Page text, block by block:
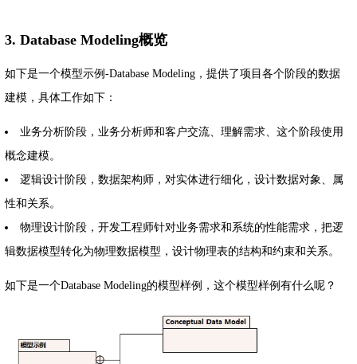
3. Database Modeling概览
如下是一个模型示例-Database Modeling，提供了项目各个阶段的数据
建模，具体工作如下：
业务分析阶段，业务分析师和客户交流、理解需求、这个阶段使用
概念建模。
逻辑设计阶段，数据架构师，对实体进行细化，设计数据对象、属
性和关系。
物理设计阶段，开发工程师针对业务需求和系统的性能需求，把逻
辑数据模型转化为物理数据模型，设计物理表的结构和约束和关系。
如下是一个Database Modeling的模型样例，这个模型样例有什么呢？